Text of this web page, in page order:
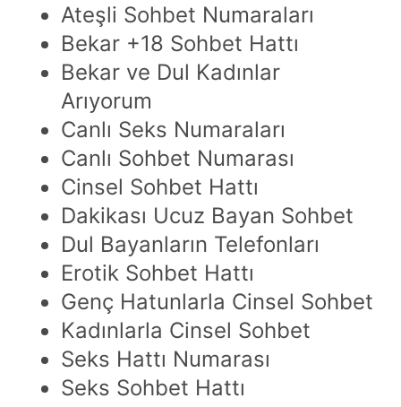
Ateşli Sohbet Numaraları
Bekar +18 Sohbet Hattı
Bekar ve Dul Kadınlar
Arıyorum
Canlı Seks Numaraları
Canlı Sohbet Numarası
Cinsel Sohbet Hattı
Dakikası Ucuz Bayan Sohbet
Dul Bayanların Telefonları
Erotik Sohbet Hattı
Genç Hatunlarla Cinsel Sohbet
Kadınlarla Cinsel Sohbet
Seks Hattı Numarası
Seks Sohbet Hattı